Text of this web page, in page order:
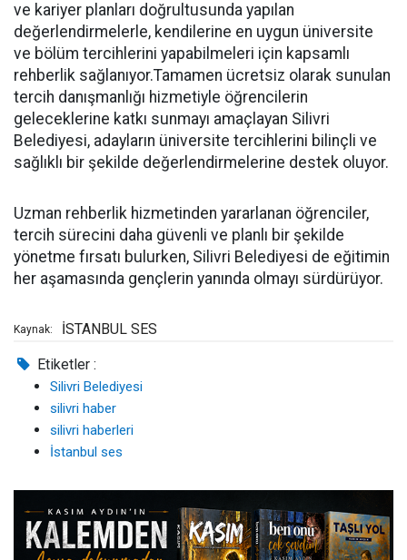
ve kariyer planları doğrultusunda yapılan
değerlendirmelerle, kendilerine en uygun üniversite
ve bölüm tercihlerini yapabilmeleri için kapsamlı
rehberlik sağlanıyor.Tamamen ücretsiz olarak sunulan
tercih danışmanlığı hizmetiyle öğrencilerin
geleceklerine katkı sunmayı amaçlayan Silivri
Belediyesi, adayların üniversite tercihlerini bilinçli ve
sağlıklı bir şekilde değerlendirmelerine destek oluyor.
Uzman rehberlik hizmetinden yararlanan öğrenciler,
tercih sürecini daha güvenli ve planlı bir şekilde
yönetme fırsatı bulurken, Silivri Belediyesi de eğitimin
her aşamasında gençlerin yanında olmayı sürdürüyor.
Kaynak: İSTANBUL SES
Etiketler :
Silivri Belediyesi
silivri haber
silivri haberleri
İstanbul ses